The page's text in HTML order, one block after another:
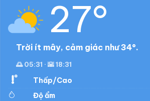
27°
Trời ít mây, cảm giác như 34°.
🌅 05:31 · 🌇 18:31
Thấp/Cao
Độ ẩm